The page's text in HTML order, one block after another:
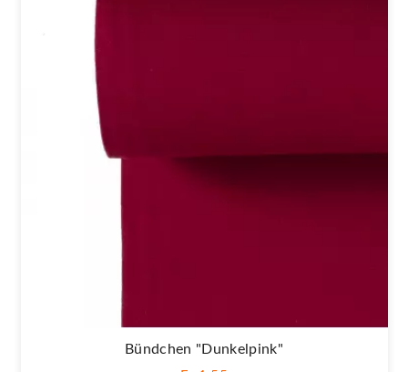
Bündchen "Dunkelpink"